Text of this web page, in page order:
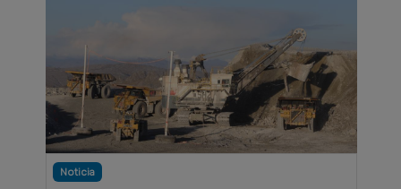
Noticia